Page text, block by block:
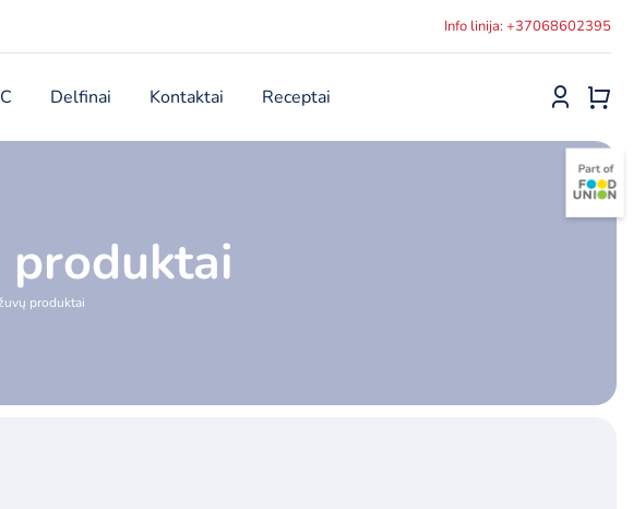
Info linija: +37068602395
Delfinai Kontaktai Receptai
produktai
produktai